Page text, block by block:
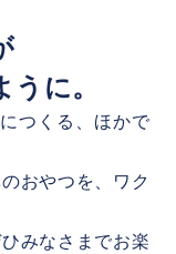
に。
つくる、ほかで
おやつを、ワク
みなさまでお楽